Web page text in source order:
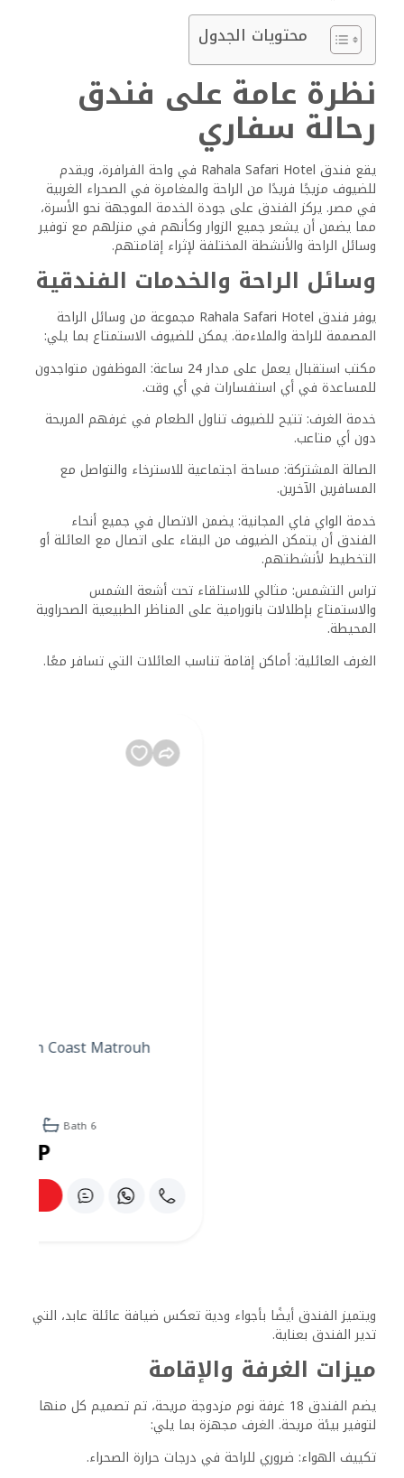
محتويات الجدول
نظرة عامة على فندق
رحالة سفاري
يقع فندق Rahala Safari Hotel في واحة الفرافرة، ويقدم
للضيوف مزيجًا فريدًا من الراحة والمغامرة في الصحراء الغربية
في مصر. يركز الفندق على جودة الخدمة الموجهة نحو الأسرة،
مما يضمن أن يشعر جميع الزوار وكأنهم في منزلهم مع توفير
وسائل الراحة والأنشطة المختلفة لإثراء إقامتهم.
وسائل الراحة والخدمات الفندقية
يوفر فندق Rahala Safari Hotel مجموعة من وسائل الراحة
المصممة للراحة والملاءمة. يمكن للضيوف الاستمتاع بما يلي:
مكتب استقبال يعمل على مدار 24 ساعة: الموظفون متواجدون
للمساعدة في أي استفسارات في أي وقت.
خدمة الغرف: تتيح للضيوف تناول الطعام في غرفهم المريحة
دون أي متاعب.
الصالة المشتركة: مساحة اجتماعية للاسترخاء والتواصل مع
المسافرين الآخرين.
خدمة الواي فاي المجانية: يضمن الاتصال في جميع أنحاء
الفندق أن يتمكن الضيوف من البقاء على اتصال مع العائلة أو
التخطيط لأنشطتهم.
تراس التشمس: مثالي للاستلقاء تحت أشعة الشمس
والاستمتاع بإطلالات بانورامية على المناظر الطبيعية الصحراوية
المحيطة.
الغرف العائلية: أماكن إقامة تناسب العائلات التي تسافر معًا.
ويتميز الفندق أيضًا بأجواء ودية تعكس ضيافة عائلة عابد، التي
تحتوي العديد من الغرف أيضًا على مدفأة مريحة، مما يعزز
تجربة تناول الطعام
يعد تناول الطعام في فندق Rahala Safari Hotel أحد المعالم
المميزة للضيوف. يركز المطعم الموجود في الموقع على تقديم
المكونات الطازجة من مصادر محلية. تلبي خيارات القائمة مختلف